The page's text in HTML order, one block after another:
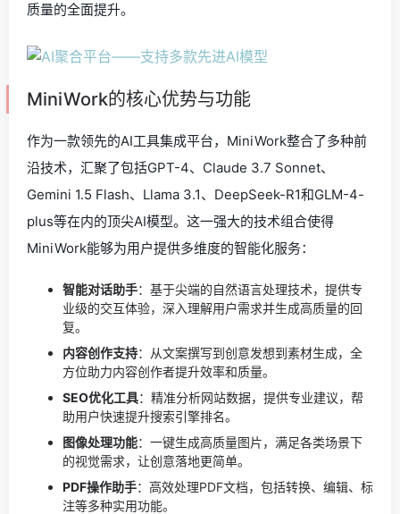
质量的全面提升。
MiniWork的核心优势与功能
作为一款领先的AI工具集成平台，MiniWork整合了多种前
沿技术，汇聚了包括GPT-4、Claude 3.7 Sonnet、
Gemini 1.5 Flash、Llama 3.1、DeepSeek-R1和GLM-4-
plus等在内的顶尖AI模型。这一强大的技术组合使得
MiniWork能够为用户提供多维度的智能化服务：
智能对话助手：基于尖端的自然语言处理技术，提供专
业级的交互体验，深入理解用户需求并生成高质量的回
复。
内容创作支持：从文案撰写到创意发想到素材生成，全
方位助力内容创作者提升效率和质量。
SEO优化工具：精准分析网站数据，提供专业建议，帮
助用户快速提升搜索引擎排名。
图像处理功能：一键生成高质量图片，满足各类场景下
的视觉需求，让创意落地更简单。
PDF操作助手：高效处理PDF文档，包括转换、编辑、标
注等多种实用功能。